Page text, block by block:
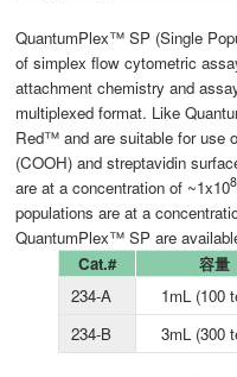
QuantumPlex™ SP (Single
of simplex flow cytometric
attachment chemistry and
multiplexed format. Like
Red™ and are suitable for use
(COOH) and streptavidin
are at a concentration of ~1x108
populations are at a
QuantumPlex™ SP are
Cat.#
容量
234-A
1mL (100
234-B
3mL (300